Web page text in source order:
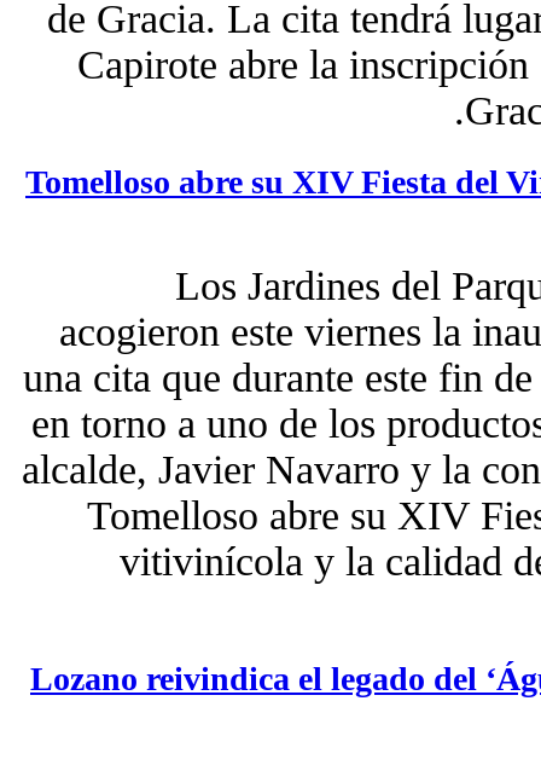
de Gracia. La cita tendrá
Capirote abre la
Tomelloso abre su XIV Fiesta del
Los Jardines del
acogieron este viernes la
una cita que durante este fin
en torno a uno de los
alcalde, Javier Navarro y la
Tomelloso abre su XIV
vitivinícola y la calidad
Lozano reivindica el legado del